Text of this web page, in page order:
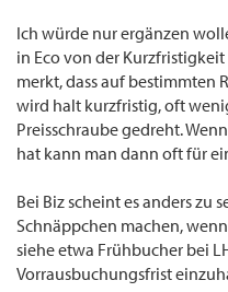
Ich würde nur ergänzen
in Eco von der
merkt, dass auf bestimmten
wird halt kurzfristig, oft
Preisschraube gedreht.
hat kann man dann oft für
Bei Biz scheint es anders zu
Schnäppchen machen,
siehe etwa Frühbucher bei
Vorrausbuchungsfrist